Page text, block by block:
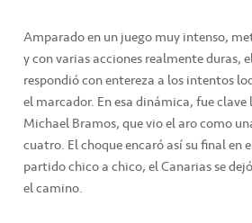
Amparado en un juego muy intenso,
y con varias acciones realmente duras,
respondió con entereza a los intentos
el marcador. En esa dinámica, fue
Michael Bramos, que vio el aro como
cuatro. El choque encaró así su final en
partido chico a chico, el Canarias se
el camino.